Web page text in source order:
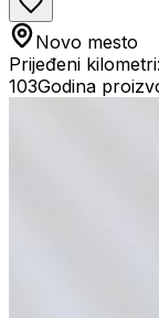
Novo mesto
Prijeđeni
103Godina